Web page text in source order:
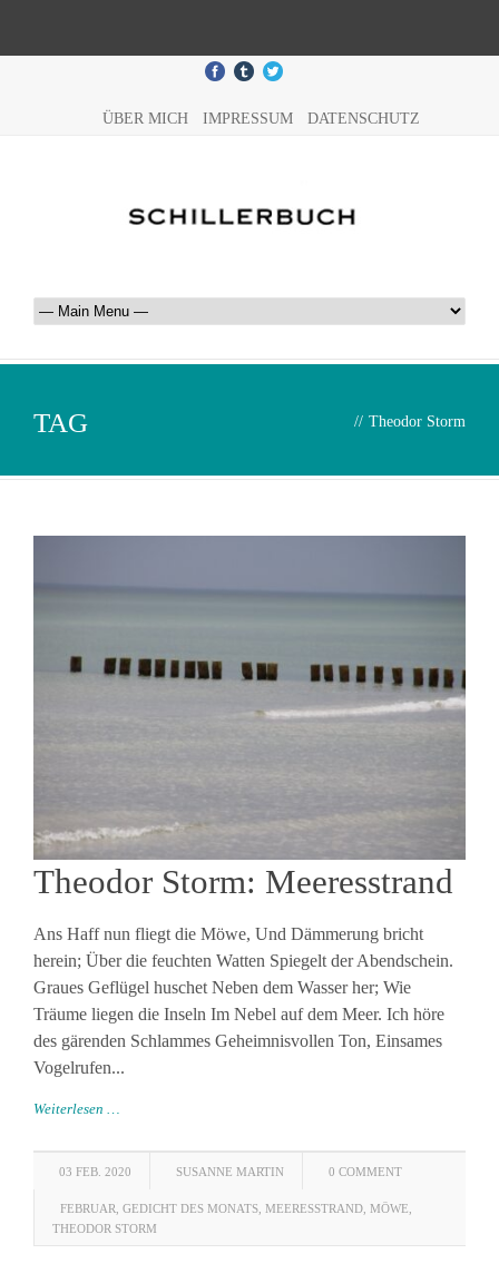
ÜBER MICH IMPRESSUM DATENSCHUTZ
TAG // Theodor Storm
Theodor Storm: Meeresstrand
Ans Haff nun fliegt die Möwe, Und Dämmerung bricht
herein; Über die feuchten Watten Spiegelt der Abendschein.
Graues Geflügel huschet Neben dem Wasser her; Wie
Träume liegen die Inseln Im Nebel auf dem Meer. Ich höre
des gärenden Schlammes Geheimnisvollen Ton, Einsames
Vogelrufen...
Weiterlesen …
03 FEB. 2020 SUSANNE MARTIN 0 COMMENT
FEBRUAR GEDICHT DES MONATS MEERESSTRAND MÖWE
THEODOR STORM